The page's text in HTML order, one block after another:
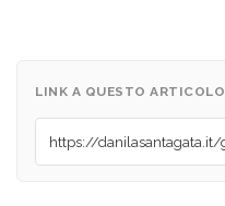
LINK A QUESTO ARTICOLO